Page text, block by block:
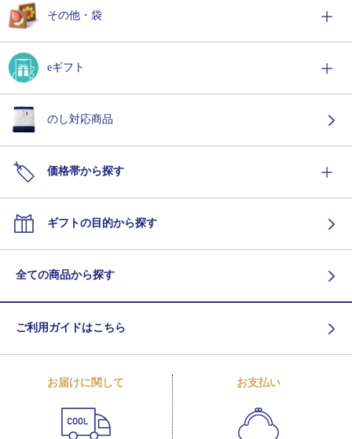
その他・袋
eギフト
のし対応商品
価格帯から探す
ギフトの目的から探す
全ての商品から探す
ご利用ガイドはこちら
お届けに関して お支払い